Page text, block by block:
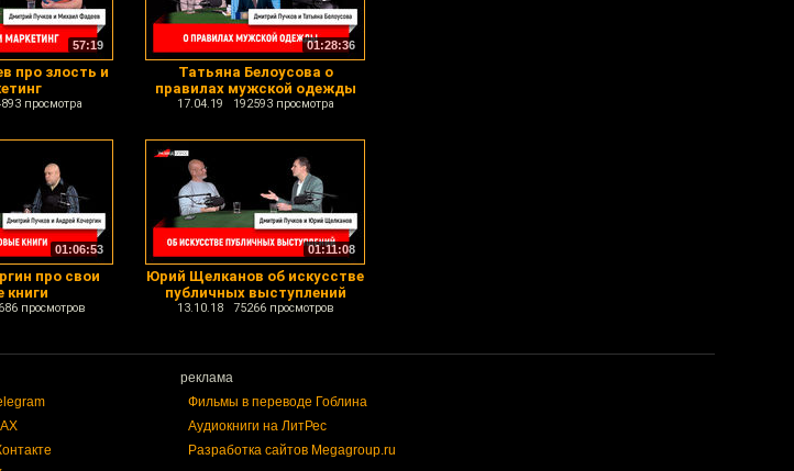
57:19
про злость и
просмотра
01:28:36
Татьяна Белоусова о
правилах мужской одежды
17.04.19 192593 просмотра
01:06:53
про свои
книги
просмотров
01:11:08
Юрий Щелканов об искусстве
публичных выступлений
13.10.18 75266 просмотров
реклама
Фильмы в переводе Гоблина
Аудиокниги на ЛитРес
Разработка сайтов Megagroup.ru